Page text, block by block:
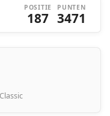
POSITIE
187
PUNTEN
3471